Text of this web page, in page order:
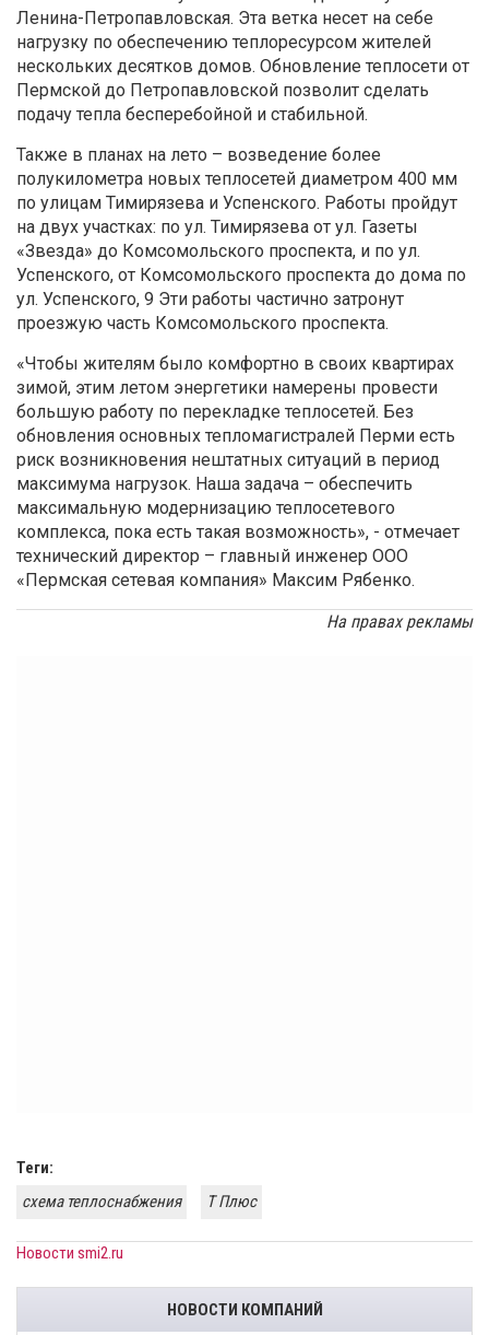
Ленина-Петропавловская. Эта ветка несет на себе
нагрузку по обеспечению теплоресурсом жителей
нескольких десятков домов. Обновление теплосети от
Пермской до Петропавловской позволит сделать
подачу тепла бесперебойной и стабильной.
Также в планах на лето – возведение более
полукилометра новых теплосетей диаметром 400 мм
по улицам Тимирязева и Успенского. Работы пройдут
на двух участках: по ул. Тимирязева от ул. Газеты
«Звезда» до Комсомольского проспекта, и по ул.
Успенского, от Комсомольского проспекта до дома по
ул. Успенского, 9 Эти работы частично затронут
проезжую часть Комсомольского проспекта.
«Чтобы жителям было комфортно в своих квартирах
зимой, этим летом энергетики намерены провести
большую работу по перекладке теплосетей. Без
обновления основных тепломагистралей Перми есть
риск возникновения нештатных ситуаций в период
максимума нагрузок. Наша задача – обеспечить
максимальную модернизацию теплосетевого
комплекса, пока есть такая возможность», - отмечает
технический директор – главный инженер ООО
«Пермская сетевая компания» Максим Рябенко.
На правах рекламы
Теги:
схема теплоснабжения
Т Плюс
Новости smi2.ru
НОВОСТИ КОМПАНИЙ